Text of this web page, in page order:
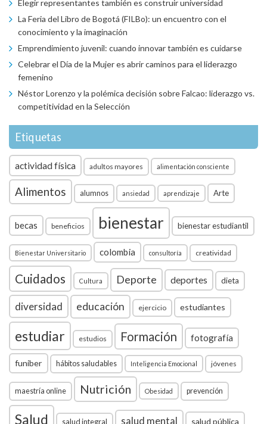
Elegir representantes también es construir universidad
La Feria del Libro de Bogotá (FILBo): un encuentro con el
conocimiento y la imaginación
Emprendimiento juvenil: cuando innovar también es cuidarse
Celebrar el Día de la Mujer es abrir caminos para el liderazgo
femenino
Néstor Lorenzo y la polémica decisión sobre Falcao: liderazgo vs.
competitividad en la Selección
Etiquetas
actividad física adultos mayores alimentación consciente
Alimentos alumnos ansiedad aprendizaje Arte
becas beneficios bienestar bienestar estudiantil
Bienestar Universitario colombia consultoría creatividad
Cuidados Cultura Deporte deportes dieta
diversidad educación ejercicio estudiantes
estudiar estudios Formación fotografía
funiber hábitos saludables Inteligencia Emocional jóvenes
maestría online Nutrición Obesidad prevención
Salud salud integral salud mental salud pública